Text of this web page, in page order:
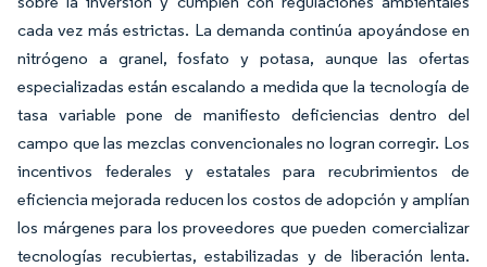
cada vez más estrictas. La demanda continúa apoyándose en
nitrógeno a granel, fosfato y potasa, aunque las ofertas
especializadas están escalando a medida que la tecnología de
tasa variable pone de manifiesto deficiencias dentro del
campo que las mezclas convencionales no logran corregir. Los
incentivos federales y estatales para recubrimientos de
eficiencia mejorada reducen los costos de adopción y amplían
los márgenes para los proveedores que pueden comercializar
tecnologías recubiertas, estabilizadas y de liberación lenta.